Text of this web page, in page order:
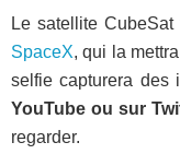
Le satellite
SpaceX, qui la
selfie capturera des
YouTube ou sur
regarder.